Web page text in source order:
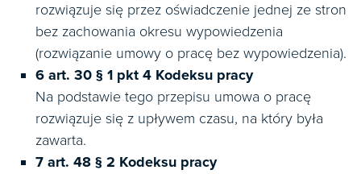
rozwiązuje się przez oświadczenie jednej ze stron
bez zachowania okresu wypowiedzenia
(rozwiązanie umowy o pracę bez wypowiedzenia).
6 art. 30 § 1 pkt 4 Kodeksu pracy
Na podstawie tego przepisu umowa o pracę
rozwiązuje się z upływem czasu, na który była
zawarta.
7 art. 48 § 2 Kodeksu pracy